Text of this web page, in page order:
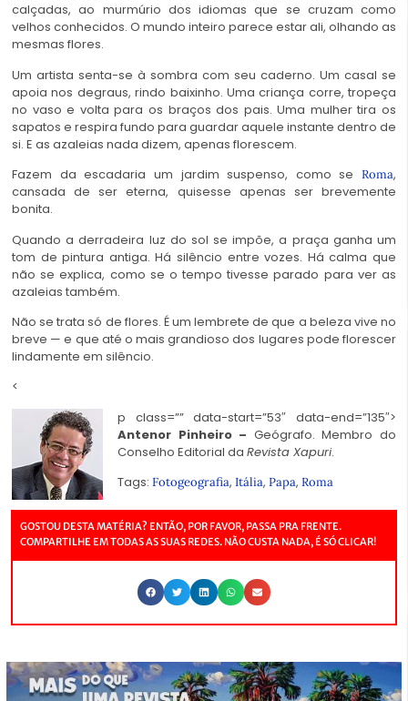
calçadas, ao murmúrio dos idiomas que se cruzam como
velhos conhecidos. O mundo inteiro parece estar ali, olhando as
mesmas flores.
Um artista senta-se à sombra com seu caderno. Um casal se
apoia nos degraus, rindo baixinho. Uma criança corre, tropeça
no vaso e volta para os braços dos pais. Uma mulher tira os
sapatos e respira fundo para guardar aquele instante dentro de
si. E as azaleias nada dizem, apenas florescem.
Fazem da escadaria um jardim suspenso, como se Roma,
cansada de ser eterna, quisesse apenas ser brevemente
bonita.
Quando a derradeira luz do sol se impõe, a praça ganha um
tom de pintura antiga. Há silêncio entre vozes. Há calma que
não se explica, como se o tempo tivesse parado para ver as
azaleias também.
Não se trata só de flores. É um lembrete de que a beleza vive no
breve — e que até o mais grandioso dos lugares pode florescer
lindamente em silêncio.
<
p class=”” data-start=”53″ data-end=”135″>
Antenor Pinheiro – Geógrafo. Membro do
Conselho Editorial da Revista Xapuri.
Tags: Fotogeografia, Itália, Papa, Roma
GOSTOU DESTA MATÉRIA? ENTÃO, POR FAVOR, PASSA PRA FRENTE.
COMPARTILHE EM TODAS AS SUAS REDES. NÃO CUSTA NADA, É SÓ CLICAR!